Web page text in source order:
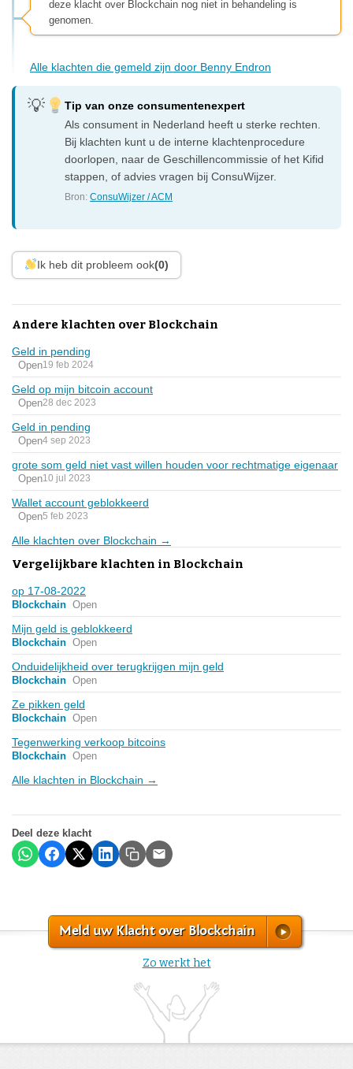
deze klacht over Blockchain nog niet in behandeling is
genomen.
Alle klachten die gemeld zijn door Benny Endron
Tip van onze consumentenexpert
Als consument in Nederland heeft u sterke rechten.
Bij klachten kunt u de interne klachtenprocedure
doorlopen, naar de Geschillencommissie of het Kifid
stappen, of advies vragen bij ConsuWijzer.
Bron:ConsuWijzer / ACM
Ik heb dit probleem ook(0)
Andere klachten over Blockchain
Geld in pending
Open19 feb 2024
Geld op mijn bitcoin account
Open28 dec 2023
Geld in pending
Open4 sep 2023
grote som geld niet vast willen houden voor rechtmatige eigenaar
Open10 jul 2023
Wallet account geblokkeerd
Open5 feb 2023
Alle klachten over Blockchain →
Vergelijkbare klachten in Blockchain
op 17-08-2022
Blockchain Open
Mijn geld is geblokkeerd
Blockchain Open
Onduidelijkheid over terugkrijgen mijn geld
Blockchain Open
Ze pikken geld
Blockchain Open
Tegenwerking verkoop bitcoins
Blockchain Open
Alle klachten in Blockchain →
Deel deze klacht
Meld uw Klacht over Blockchain
Zo werkt het